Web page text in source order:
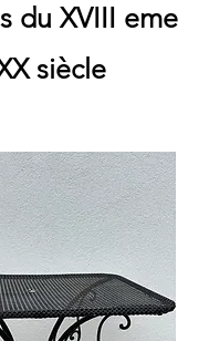
du XVIII eme
siècle